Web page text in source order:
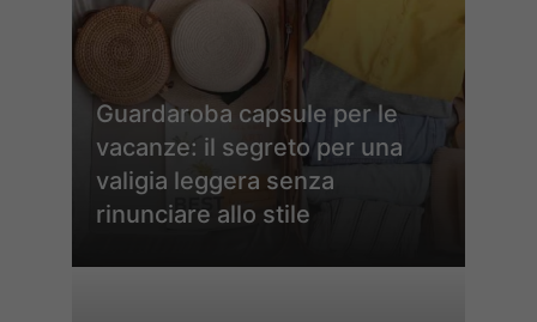
Guardaroba capsule per le
vacanze: il segreto per una
valigia leggera senza
rinunciare allo stile